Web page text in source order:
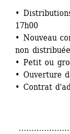
•
17h00
• Nouveau
non
• Petit ou
• Ouverture
• Contrat